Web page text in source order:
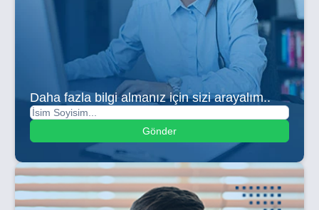
Daha fazla bilgi almanız için sizi arayalım..
Gönder